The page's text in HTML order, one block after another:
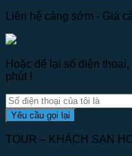
Liên hệ càng sớm - Giá
Hoặc để lại số điện
phút !
TOUR – KHÁCH SẠN